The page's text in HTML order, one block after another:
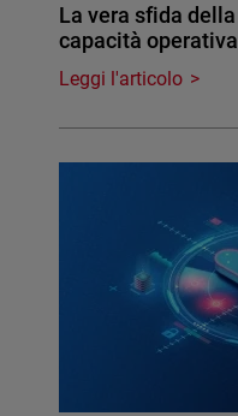
La vera sfida
capacità operativa
Leggi l'articolo